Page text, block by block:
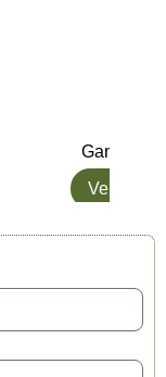
Gana hasta
Ver